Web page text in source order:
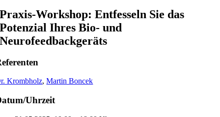
Praxis-Workshop: Entfesseln Sie das
Potenzial Ihres Bio- und
Neurofeedbackgeräts
Krombholz,Martin Boncek
Uhrzeit